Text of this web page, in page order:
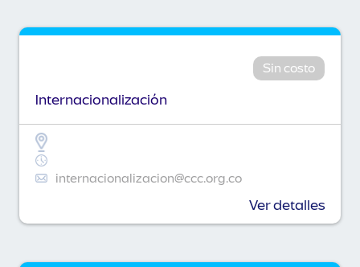
Sin costo
Internacionalización
internacionalizacion@ccc.org.co
Ver detalles